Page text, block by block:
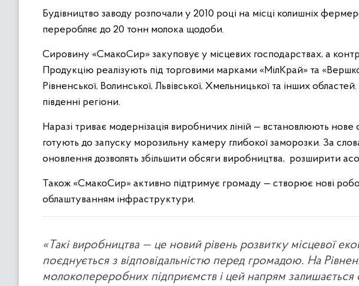
Будівництво заводу розпочали у 2010 році на місці колишніх
переробляє до 20 тонн молока щодоби.
Сировину «СмакоСир» закуповує у місцевих господарствах, а
Продукцію реалізують під торговими марками «МілКрай» та
Рівненської, Волинської, Львівської, Хмельницької та інших
південні регіони.
Наразі триває модернізація виробничих ліній — встановлюють нове
готують до запуску морозильну камеру глибокої заморозки. За
оновлення дозволять збільшити обсяги виробництва, розширити
Також «СмакоСир» активно підтримує громаду — створює нові
облаштуванням інфраструктури.
«Такі виробництва — це новий рівень розвитку місцевої
поєднується з відповідальністю перед громадою. На
молокопереробних підприємств і цей напрям